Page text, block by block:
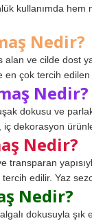
kullanımda hem
Nedir?
alan ve cilde dost
en çok tercih
Nedir?
dokusu ve
dekorasyon
Nedir?
transparan
tercih edilir. Yaz
Nedir?
dokusuyla şık